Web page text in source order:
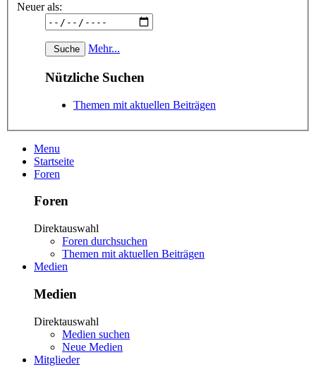
Neuer als:
Mehr...
Nützliche Suchen
Themen mit aktuellen Beiträgen
Menu
Startseite
Foren
Foren
Direktauswahl
Foren durchsuchen
Themen mit aktuellen Beiträgen
Medien
Medien
Direktauswahl
Medien suchen
Neue Medien
Mitglieder